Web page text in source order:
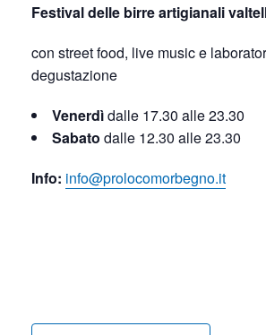
Festival delle birre artigianali
con street food, live music e
degustazione
Venerdìdalle 17.30 alle 23.30
Sabato dalle 12.30 alle 23.30
Info: info@prolocomorbegno.it